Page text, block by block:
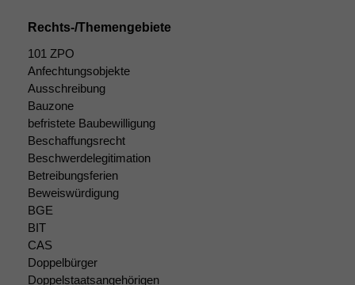
Rechts-/Themengebiete
101 ZPO
Anfechtungsobjekte
Ausschreibung
Bauzone
befristete Baubewilligung
Beschaffungsrecht
Beschwerdelegitimation
Betreibungsferien
Beweiswürdigung
BGE
BIT
CAS
Doppelbürger
Doppelstaatsangehörigen